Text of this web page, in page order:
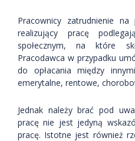
Pracownicy zatrudnienie
realizujący pracę
społecznym, na które
Pracodawca w przypadku
do opłacania między
emerytalne, rentowe,
Jednak należy brać pod
pracę nie jest jedyną
pracę. Istotne jest również